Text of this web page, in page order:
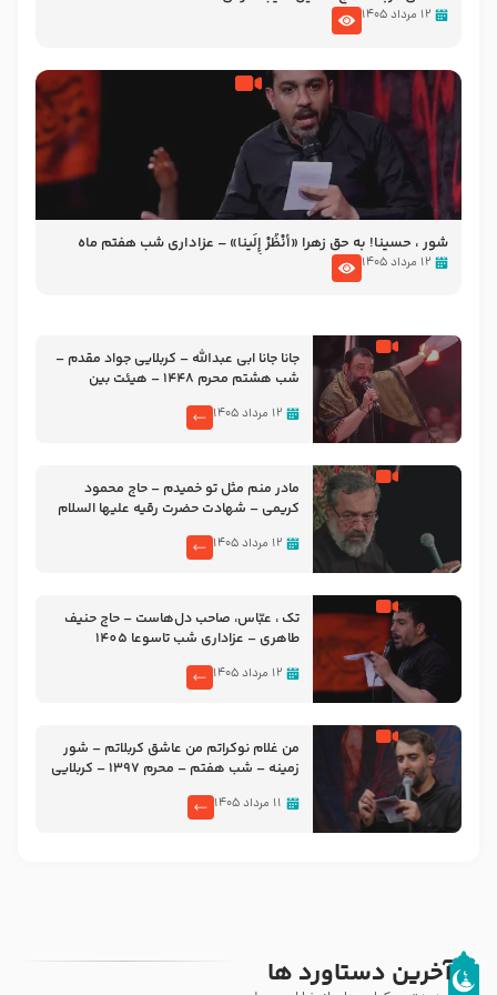
۱۲ مرداد ۱۴۰۵
شور ، حسینا! به‌ حق زهرا «أُنْظُرْ إِلَینا» – عزاداری شب هفتم ماه
محرّم 1405
۱۲ مرداد ۱۴۰۵
جانا جانا ابی عبدالله – کربلایی جواد مقدم –
شب هشتم محرم 1448 – هیئت بین
۱۲ مرداد ۱۴۰۵
مادر منم مثل تو خمیدم – حاج محمود
کریمی – شهادت حضرت رقیه علیها السلام
۱۲ مرداد ۱۴۰۵
تک ، عبّاس، صاحب دل‌هاست – حاج حنیف
طاهری – عزاداری شب تاسوعا 1405
۱۲ مرداد ۱۴۰۵
من غلام نوکراتم من عاشق کربلاتم – شور
زمینه – شب هفتم – محرم 1397 – کربلایی
۱۱ مرداد ۱۴۰۵
آخرین دستاورد ها